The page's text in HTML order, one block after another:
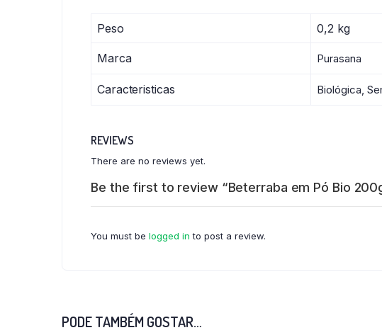
Peso 0,2 kg
Marca Purasana
Caracteristicas Biológica,
REVIEWS
There are no reviews yet.
Be the first to review “Beterraba em Pó Bio
You must be logged in to post a review.
PODE TAMBÉM GOSTAR…